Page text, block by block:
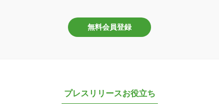
無料会員登録
プレスリリースお役立ち